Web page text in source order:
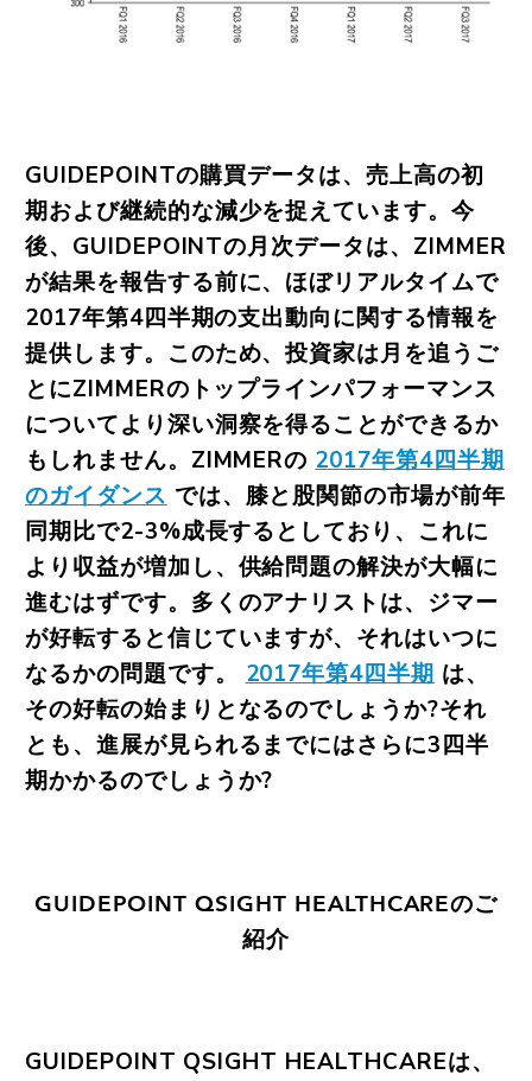
GUIDEPOINTの購買データは、売上高の初
期および継続的な減少を捉えています。今
後、GUIDEPOINTの月次データは、ZIMMER
が結果を報告する前に、ほぼリアルタイムで
2017年第4四半期の支出動向に関する情報を
提供します。このため、投資家は月を追うご
とにZIMMERのトップラインパフォーマンス
についてより深い洞察を得ることができるか
もしれません。ZIMMERの 2017年第4四半期
のガイダンス では、膝と股関節の市場が前年
同期比で2-3%成長するとしており、これに
より収益が増加し、供給問題の解決が大幅に
進むはずです。多くのアナリストは、ジマー
が好転すると信じていますが、それはいつに
なるかの問題です。 2017年第4四半期 は、
その好転の始まりとなるのでしょうか?それ
とも、進展が見られるまでにはさらに3四半
期かかるのでしょうか?
GUIDEPOINT QSIGHT HEALTHCAREのご
紹介
GUIDEPOINT QSIGHT HEALTHCAREは、